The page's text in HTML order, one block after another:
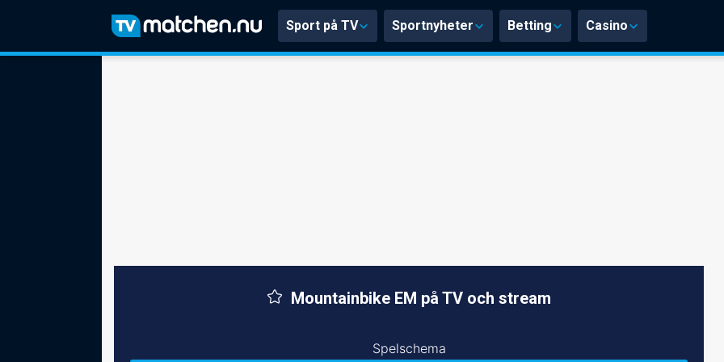
Sport på TV Sportnyheter Betting Casino
Mountainbike EM på TV och stream
Spelschema